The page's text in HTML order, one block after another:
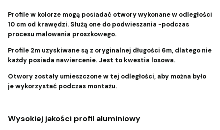
Profile w kolorze mogą posiadać otwory wykonane w odległości
10 cm od krawędzi. Służą one do podwieszania -podczas
procesu malowania proszkowego.
Profile 2m uzyskiwane są z oryginalnej długości 6m, dlatego nie
każdy posiada nawiercenie. Jest to kwestia losowa.
Otwory zostały umieszczone w tej odległości, aby można było
je wykorzystać podczas montażu.
Wysokiej jakości profil aluminiowy